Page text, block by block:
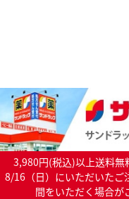
3,980円(税込)以上送料
8/16（日）にいただいたご
間をいただく場合が